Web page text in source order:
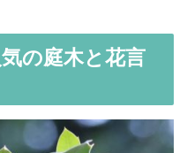
の庭木と花言